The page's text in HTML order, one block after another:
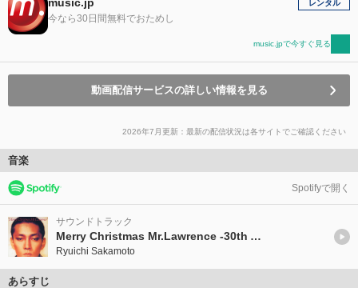
今なら30日間無料でおためし
レンタル
music.jpで今すぐ見る
動画配信サービスの詳しい情報を見る
2026年7月更新：最新の配信状況は各サイトでご確認ください
音楽
Spotifyで開く
サウンドトラック
Merry Christmas Mr.Lawrence -30th Anniversary Edition-
Ryuichi Sakamoto
あらすじ